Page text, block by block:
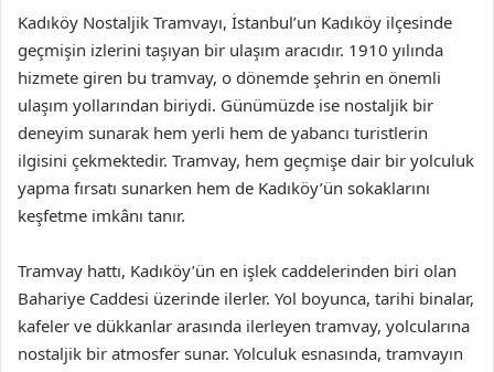
Kadıköy Nostaljik Tramvayı, İstanbul’un Kadıköy ilçesinde
geçmişin izlerini taşıyan bir ulaşım aracıdır. 1910 yılında
hizmete giren bu tramvay, o dönemde şehrin en önemli
ulaşım yollarından biriydi. Günümüzde ise nostaljik bir
deneyim sunarak hem yerli hem de yabancı turistlerin
ilgisini çekmektedir. Tramvay, hem geçmişe dair bir yolculuk
yapma fırsatı sunarken hem de Kadıköy’ün sokaklarını
keşfetme imkânı tanır.
Tramvay hattı, Kadıköy’ün en işlek caddelerinden biri olan
Bahariye Caddesi üzerinde ilerler. Yol boyunca, tarihi binalar,
kafeler ve dükkanlar arasında ilerleyen tramvay, yolcularına
nostaljik bir atmosfer sunar. Yolculuk esnasında, tramvayın